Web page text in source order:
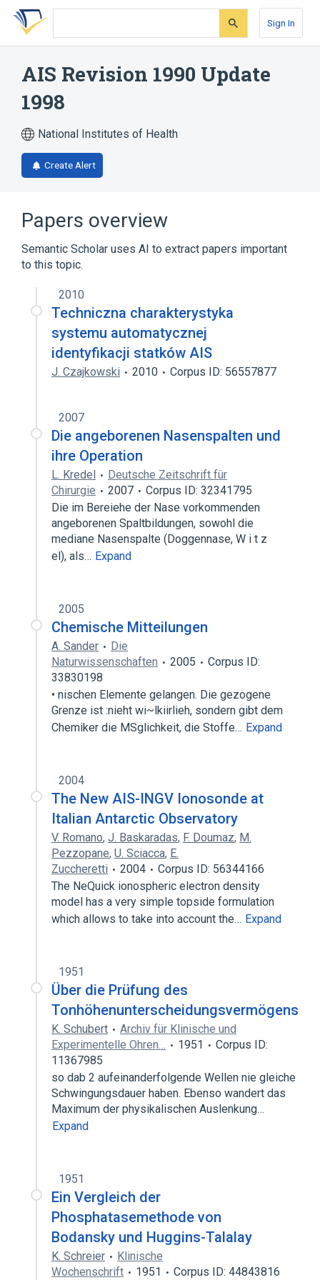
Skip
search
Skip
Skip
account
Sign In
AIS Revision 1990 Update
1998
National Institutes of Health
Create Alert
Papers overview
Semantic Scholar uses AI to extract papers important
to this topic.
2010
Techniczna charakterystyka
systemu automatycznej
identyfikacji statków AIS
J. Czajkowski 2010 Corpus ID: 56557877
2007
Die angeborenen Nasenspalten und
ihre Operation
L. Kredel
Deutsche Zeitschrift für
Chirurgie
2007
Corpus ID: 32341795
Die im Bereiehe der Nase vorkommenden
angeborenen Spaltbildungen, sowohl die
mediane Nasenspalte (Doggennase, W i t z
el), als… Expand
2005
Chemische Mitteilungen
A. Sander
Die
Naturwissenschaften
2005
Corpus ID:
33830198
• nischen Elemente gelangen. Die gezogene
Grenze ist :nieht wi~lkiirlieh, sondern gibt dem
Chemiker die MSglichkeit, die Stoffe… Expand
2004
The New AIS-INGV Ionosonde at
Italian Antarctic Observatory
V. Romano, J. Baskaradas, F. Doumaz, M.
Pezzopane, U. Sciacca, E.
Zuccheretti
2004
Corpus ID: 56344166
The NeQuick ionospheric electron density
model has a very simple topside formulation
which allows to take into account the… Expand
1951
Über die Prüfung des
Tonhöhenunterscheidungsvermögens
K. Schubert
Archiv für Klinische und
Experimentelle Ohren…
1951
Corpus ID:
11367985
so dab 2 aufeinanderfolgende Wellen nie gleiche
Schwingungsdauer haben. Ebenso wandert das
Maximum der physikalischen Auslenkung…
Expand
1951
Ein Vergleich der
Phosphatasemethode von
Bodansky und Huggins-Talalay
K. Schreier
Klinische
Wochenschrift
1951 Corpus ID: 44843816